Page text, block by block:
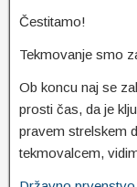
Čestitamo!
Tekmovanje smo
Ob koncu naj se
prosti čas, da je
pravem strelskem
tekmovalcem,